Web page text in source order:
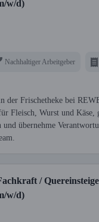
w/d)
Nachhaltiger Arbeitgeber
der Frischetheke bei
Fleisch, Wurst und Käse,
und übernehme
/
w/d)